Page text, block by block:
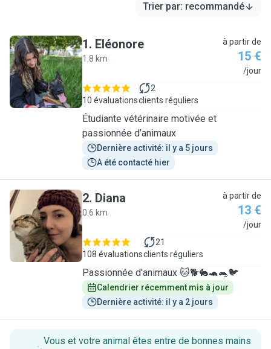
Trier par: recommandé
E
1. Eléonore
1.8 km
à partir de
15 €
/jour
10 évaluations
2
clients réguliers
Étudiante vétérinaire motivée et
passionnée d’animaux
Dernière activité: il y a 5 jours
A été contacté hier
D
2. Diana
0.6 km
à partir de
13 €
/jour
108 évaluations
21
clients réguliers
Passionnée d'animaux 🐱🐕🐇🐢🐀🐦
Calendrier récemment mis à jour
Dernière activité: il y a 2 jours
Vous et votre animal êtes entre de bonnes mains